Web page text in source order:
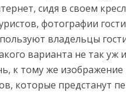
сидя в своем
фотографии
владельцы
варианта не так уж
к тому же
которые предстанут